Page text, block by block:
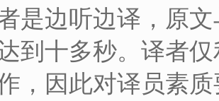
是边听边译，原
到十多秒。译者
，因此对译员素